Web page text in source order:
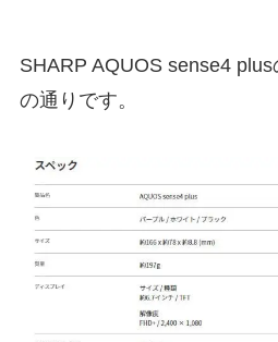
SHARP AQUOS sense4
の通りです。